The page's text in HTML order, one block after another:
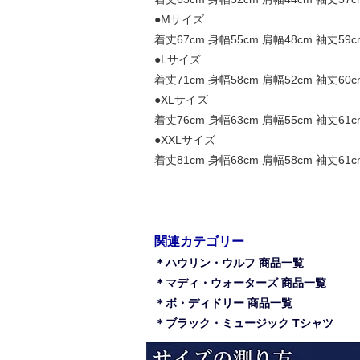
●Mサイズ
着丈67cm 身幅55cm 肩幅48cm 袖丈
●Lサイズ
着丈71cm 身幅58cm 肩幅52cm 袖丈
●XLサイズ
着丈76cm 身幅63cm 肩幅55cm 袖丈
●XXLサイズ
着丈81cm 身幅68cm 肩幅58cm 袖丈
関連カテゴリー
＊ハウリン・ウルフ 商品一覧
＊マディ・ウォーターズ 商品一覧
＊ボ・ディドリー 商品一覧
＊ブラック・ミュージック Tシャツ